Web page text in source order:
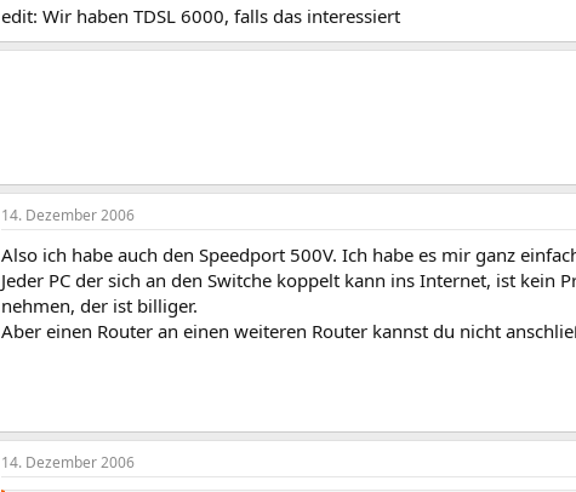
edit: Wir haben TDSL 6000, falls das interessiert
14. Dezember 2006
Also ich habe auch den Speedport 500V. Ich habe es mir ganz
Jeder PC der sich an den Switche koppelt kann ins Internet, ist kein
nehmen, der ist billiger.
Aber einen Router an einen weiteren Router kannst du nicht
14. Dezember 2006